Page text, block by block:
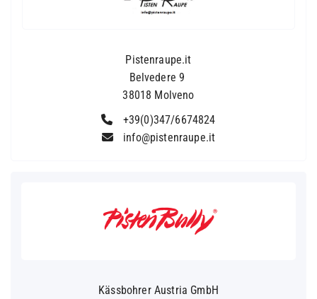
Pistenraupe.it
Belvedere 9
38018 Molveno
+39(0)347/6674824
info@pistenraupe.it
Kässbohrer Austria GmbH